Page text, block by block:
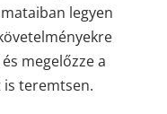
legyen
megelőzze a
teremtsen.